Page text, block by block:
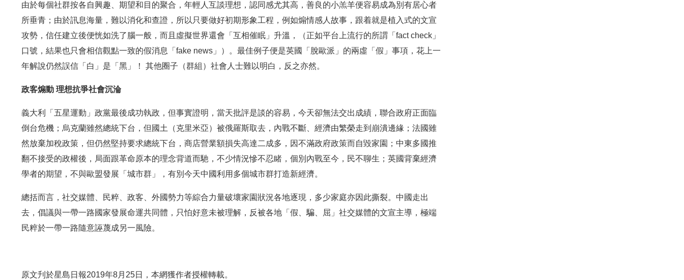
由於每個社群按各自興趣、期望和目的聚合，年輕人互談理想，認同感尤其高，善良的小羔羊便容易成為別有居心者
所垂青；由於訊息海量，難以消化和查證，所以只要做好初期形象工程，例如煽情感人故事，跟着就是植入式的文宣
攻勢，信任建立後便恍如洗了腦一般，而且虛擬世界還會「互相催眠」升溫，（正如平台上流行的所謂「fact check」
口號，結果也只會相信觀點一致的假消息「fake news」）。最佳例子便是英國「脫歐派」的兩虛「假」事項，花上一
年解說仍然誤信「白」是「黑」！ 其他圈子（群組）社會人士難以明白，反之亦然。
政客煽動 理想抗爭社會沉淪
義大利「五星運動」政黨最後成功執政，但事實證明，當天批評是談的容易，今天卻無法交出成績，聯合政府正面臨
倒台危機；烏克蘭雖然總統下台，但國土（克里米亞）被俄羅斯取去，內戰不斷、經濟由繁榮走到崩潰邊緣；法國雖
然放棄加稅政策，但仍然堅持要求總統下台，商店營業額損失高達二成多，因不滿政府政策而自毀家園；中東多國推
翻不接受的政權後，局面跟革命原本的理念背道而馳，不少情況慘不忍睹，個別內戰至今，民不聊生；英國背棄經濟
學者的期望，不與歐盟發展「城市群」，有別今天中國利用多個城市群打造新經濟。
總括而言，社交媒體、民粹、政客、外國勢力等綜合力量破壞家園狀況各地逐現，多少家庭亦因此撕裂。中國走出
去，倡議與一帶一路國家發展命運共同體，只怕好意未被理解，反被各地「假、騙、屈」社交媒體的文宣主導，極端
民粹於一帶一路隨意誣蔑成另一風險。
原文刋於星島日報2019年8月25日，本網獲作者授權轉載。